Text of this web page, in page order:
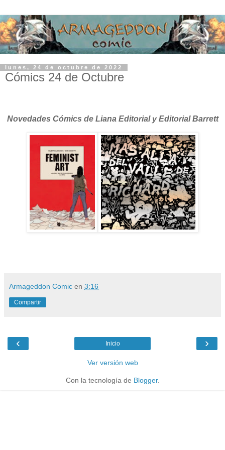
lunes, 24 de octubre de 2022
Cómics 24 de Octubre
Novedades Cómics de Liana Editorial y Editorial Barrett
Armageddon Comic en 3:16
Compartir
‹ ›
Inicio
Ver versión web
Con la tecnología de Blogger.